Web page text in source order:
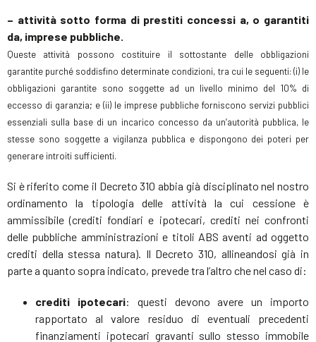
– attività sotto forma di prestiti concessi a, o garantiti
da, imprese pubbliche.
Queste attività possono costituire il sottostante delle obbligazioni
garantite purché soddisfino determinate condizioni, tra cui le seguenti: (i) le
obbligazioni garantite sono soggette ad un livello minimo del 10% di
eccesso di garanzia; e (ii) le imprese pubbliche forniscono servizi pubblici
essenziali sulla base di un incarico concesso da un’autorità pubblica, le
stesse sono soggette a vigilanza pubblica e dispongono dei poteri per
generare introiti sufficienti.
Si è riferito come il Decreto 310 abbia già disciplinato nel nostro
ordinamento la tipologia delle attività la cui cessione è
ammissibile (crediti fondiari e ipotecari, crediti nei confronti
delle pubbliche amministrazioni e titoli ABS aventi ad oggetto
crediti della stessa natura). Il Decreto 310, allineandosi già in
parte a quanto sopra indicato, prevede tra l’altro che nel caso di:
crediti ipotecari: questi devono avere un importo
rapportato al valore residuo di eventuali precedenti
finanziamenti ipotecari gravanti sullo stesso immobile